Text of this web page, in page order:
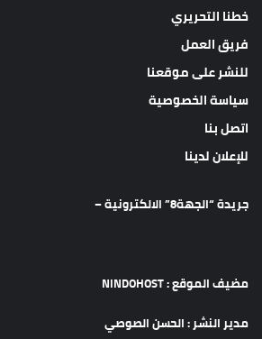
خطنا التحريري
فريق العمل
للنشر على موقعنا
سياسة الخصوصية
اتصل بنا
للإعلان لدينا
جريدة “الجهة8” الالكترونية –
مضيف الموقع : NINDOHOST
مدير النشر : الحسن الصوصي